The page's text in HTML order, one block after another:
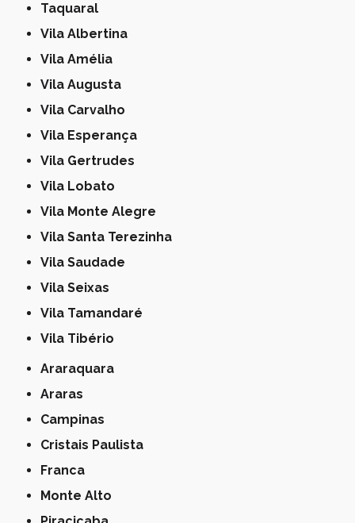
Taquaral
Vila Albertina
Vila Amélia
Vila Augusta
Vila Carvalho
Vila Esperança
Vila Gertrudes
Vila Lobato
Vila Monte Alegre
Vila Santa Terezinha
Vila Saudade
Vila Seixas
Vila Tamandaré
Vila Tibério
Araraquara
Araras
Campinas
Cristais Paulista
Franca
Monte Alto